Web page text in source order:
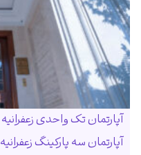
آپارتمان تک واحدی زعفرانیه
آپارتمان سه پارکینگ زعفرانیه